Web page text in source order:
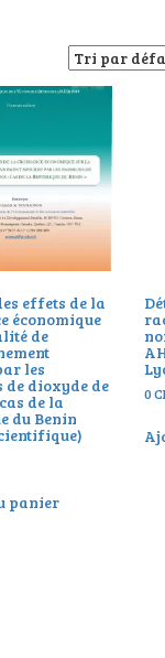
effets de la
économique
de
les
de dioxyde de
de la
du Benin
panier
0